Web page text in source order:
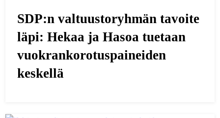
SDP:n valtuustoryhmän tavoite
läpi: Hekaa ja Hasoa tuetaan
vuokrankorotuspaineiden
keskellä